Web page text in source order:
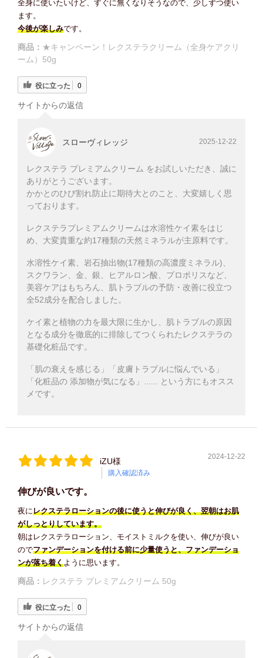
全身に使いたいけど、すぐに無くなりそうなので、少しずつ使い
ます。
今後が楽しみです。
商品： ★キャンペーン！レクステラクリーム（全身ケアクリ
ーム）50g
役に立った 0
サイトからの返信
スローヴィレッジ 2025-12-22
レクステラ プレミアムクリーム をお試しいただき、誠に
ありがとうございます。
かかとのひび割れ防止に期待大とのこと、大変嬉しく思
っております。
レクステラプレミアムクリームは水溶性ケイ素をはじ
め、大変貴重な約17種類の天然ミネラルが主原料です。
水溶性ケイ素、岩石抽出物(17種類の高濃度ミネラル)、
スクワラン、金、銀、ヒアルロン酸、プロポリスなど、
美容ケアはもちろん、肌トラブルの予防・改善に役立つ
全52成分を配合しました。
ケイ素と植物の力を最大限に生かし、肌トラブルの原因
となる成分を徹底的に排除してつくられたレクステラの
基礎化粧品です。
「肌の衰えを感じる」「皮膚トラブルに悩んでいる」
「化粧品の 添加物が気になる」...... という方にもオスス
メです。
iZU様
購入確認済み
2024-12-22
伸びが良いです。
夜にレクステラローションの後に使うと伸びが良く、翌朝はお肌
がしっとりしています。
朝はレクステラローション、モイストミルクを使い、伸びが良い
のでファンデーションを付ける前に少量使うと、ファンデーショ
ンが落ち着くように思います。
商品： レクステラ プレミアムクリーム 50g
役に立った 0
サイトからの返信